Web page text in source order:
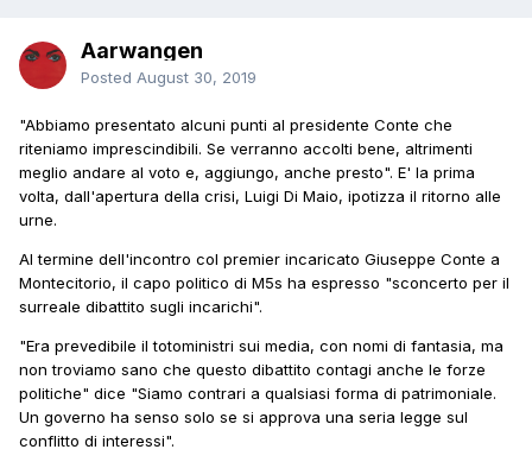
Aarwangen
Posted August 30, 2019
"Abbiamo presentato alcuni punti al presidente Conte che
riteniamo imprescindibili. Se verranno accolti bene, altrimenti
meglio andare al voto e, aggiungo, anche presto". E' la prima
volta, dall'apertura della crisi, Luigi Di Maio, ipotizza il ritorno alle
urne.
Al termine dell'incontro col premier incaricato Giuseppe Conte a
Montecitorio, il capo politico di M5s ha espresso "sconcerto per il
surreale dibattito sugli incarichi".
"Era prevedibile il totoministri sui media, con nomi di fantasia, ma
non troviamo sano che questo dibattito contagi anche le forze
politiche" dice "Siamo contrari a qualsiasi forma di patrimoniale.
Un governo ha senso solo se si approva una seria legge sul
conflitto di interessi".